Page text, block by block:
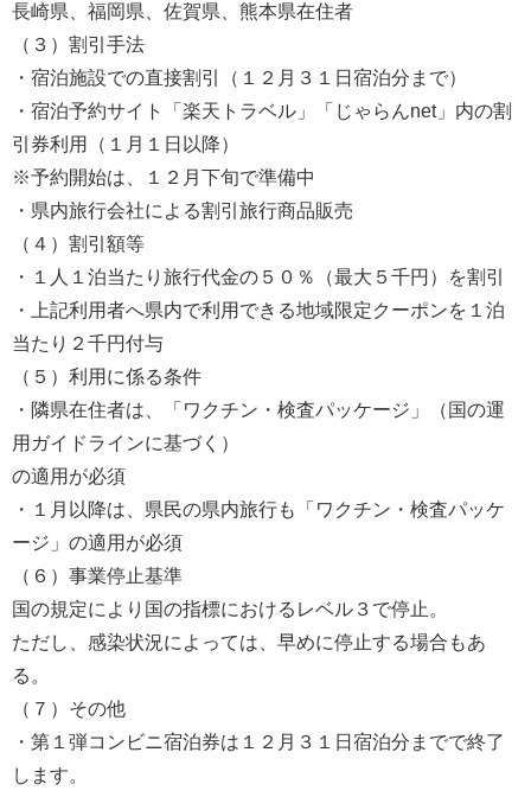
長崎県、福岡県、佐賀県、熊本県在住者
（３）割引手法
・宿泊施設での直接割引（１２月３１日宿泊分まで）
・宿泊予約サイト「楽天トラベル」「じゃらんnet」内の割
引券利用（１月１日以降）
※予約開始は、１２月下旬で準備中
・県内旅行会社による割引旅行商品販売
（４）割引額等
・１人１泊当たり旅行代金の５０％（最大５千円）を割引
・上記利用者へ県内で利用できる地域限定クーポンを１泊
当たり２千円付与
（５）利用に係る条件
・隣県在住者は、「ワクチン・検査パッケージ」（国の運
用ガイドラインに基づく）
の適用が必須
・１月以降は、県民の県内旅行も「ワクチン・検査パッケ
ージ」の適用が必須
（６）事業停止基準
国の規定により国の指標におけるレベル３で停止。
ただし、感染状況によっては、早めに停止する場合もあ
る。
（７）その他
・第１弾コンビニ宿泊券は１２月３１日宿泊分までで終了
します。